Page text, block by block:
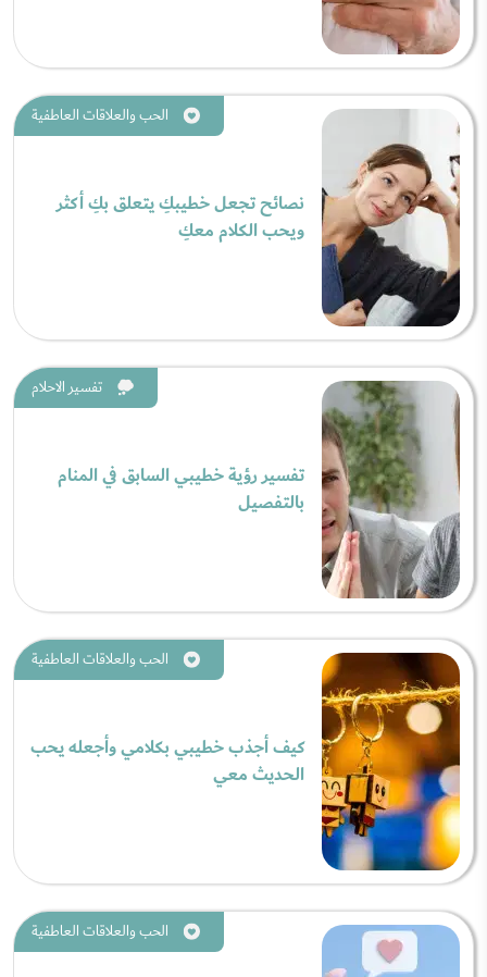
الحب والعلاقات العاطفية
نصائح تجعل خطيبكِ يتعلق بكِ أكثر
ويحب الكلام معكِ
تفسير الاحلام
تفسير رؤية خطيبي السابق في المنام
بالتفصيل
الحب والعلاقات العاطفية
كيف أجذب خطيبي بكلامي وأجعله يحب
الحديث معي
الحب والعلاقات العاطفية